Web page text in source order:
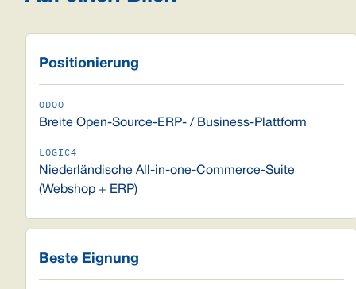
Positionierung
Breite Open-Source-ERP- / Business-Plattform
Niederländische All-in-one-Commerce-Suite
(Webshop + ERP)
Beste Eignung